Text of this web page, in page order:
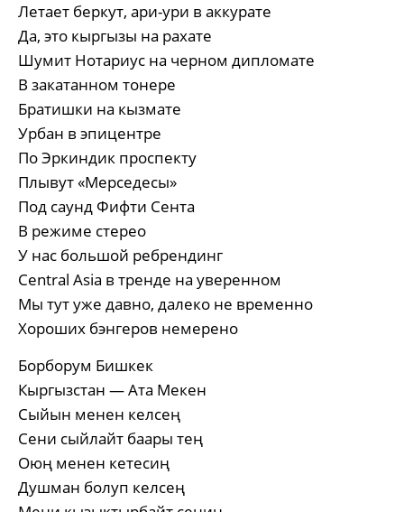
Летает беркут, ари-ури в аккурате
Да, это кыргызы на рахате
Шумит Нотариус на черном дипломате
В закатанном тонере
Братишки на кызмате
Урбан в эпицентре
По Эркиндик проспекту
Плывут «Мерседесы»
Под саунд Фифти Сента
В режиме стерео
У нас большой ребрендинг
Central Asia в тренде на уверенном
Мы тут уже давно, далеко не временно
Хороших бэнгеров немерено
Борборум Бишкек
Кыргызстан — Ата Мекен
Сыйын менен келсең
Сени сыйлайт баары тең
Оюң менен кетесиң
Душман болуп келсең